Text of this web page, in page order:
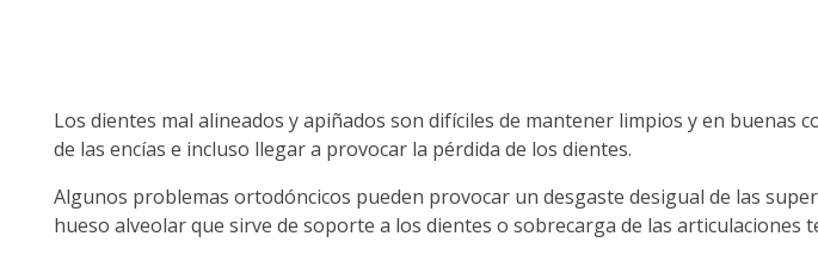
Los dientes mal alineados y apiñados son difíciles de mantener limpios y en buenas
de las encías e incluso llegar a provocar la pérdida de los dientes.
Algunos problemas ortodóncicos pueden provocar un desgaste desigual de las
hueso alveolar que sirve de soporte a los dientes o sobrecarga de las